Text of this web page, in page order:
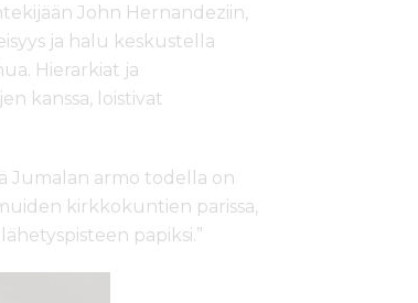
John Hernandeziin,
ja halu keskustella
Hierarkiat ja
kanssa, loistivat
Jumalan armo todella on
kirkkokuntien parissa,
papiksi.”